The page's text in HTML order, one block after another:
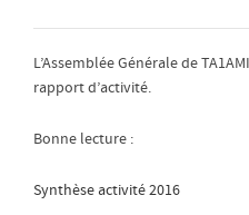
L’Assemblée Générale de
rapport d’activité.
Bonne lecture :
Synthèse activité 2016